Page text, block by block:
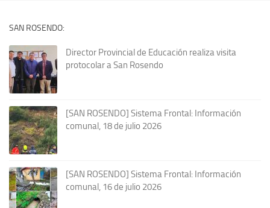
SAN ROSENDO:
Director Provincial de Educación realiza visita
protocolar a San Rosendo
[SAN ROSENDO] Sistema Frontal: Información
comunal, 18 de julio 2026
[SAN ROSENDO] Sistema Frontal: Información
comunal, 16 de julio 2026